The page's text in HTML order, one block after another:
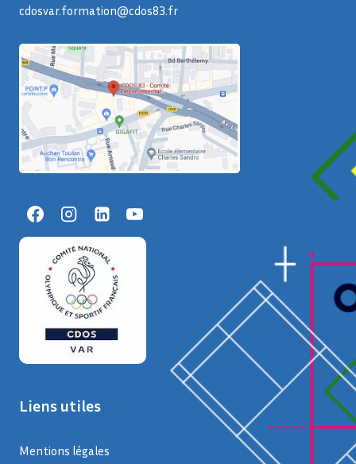
cdosvar.formation@cdos83.fr
Liens utiles
Mentions légales